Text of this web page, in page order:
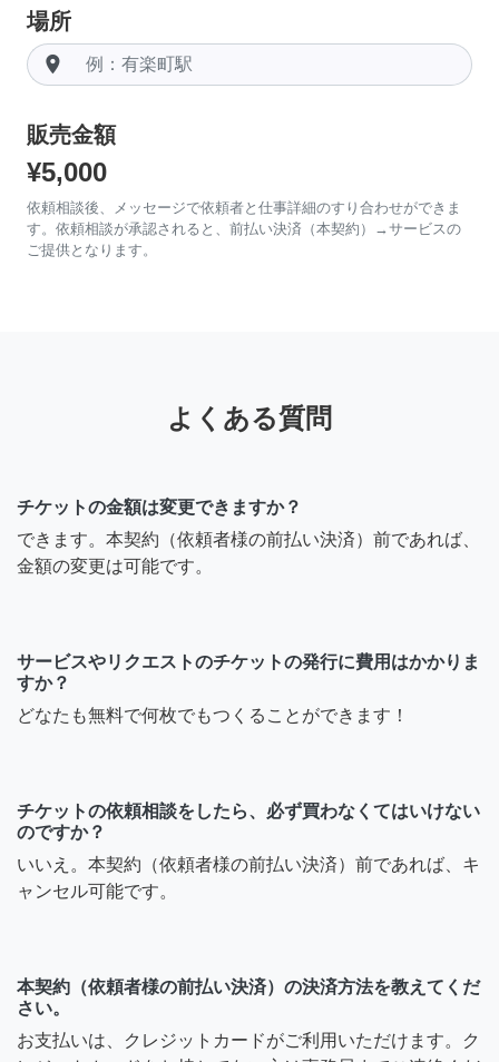
場所
room
販売金額
¥5,000
依頼相談後、メッセージで依頼者と仕事詳細のすり合わせができま
す。依頼相談が承認されると、前払い決済（本契約）→サービスの
ご提供となります。
よくある質問
チケットの金額は変更できますか？
できます。本契約（依頼者様の前払い決済）前であれば、
金額の変更は可能です。
サービスやリクエストのチケットの発行に費用はかかりま
すか？
どなたも無料で何枚でもつくることができます！
チケットの依頼相談をしたら、必ず買わなくてはいけない
のですか？
いいえ。本契約（依頼者様の前払い決済）前であれば、キ
ャンセル可能です。
本契約（依頼者様の前払い決済）の決済方法を教えてくだ
さい。
お支払いは、クレジットカードがご利用いただけます。ク